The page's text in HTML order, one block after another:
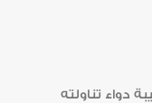
دواء تناولته